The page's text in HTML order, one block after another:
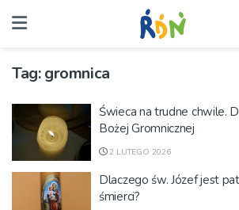
Tag:gromnica
Świeca na trudne chwile.
Bożej Gromnicznej
2 LUTEGO 2026
Dlaczego św. Józef jest
śmierci?